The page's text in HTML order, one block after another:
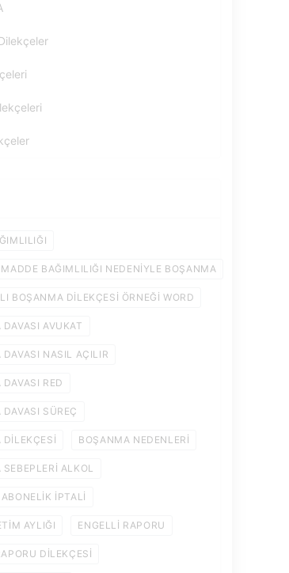
BAĞIMLILIĞI NEDENIYLE BOŞANMA
BOŞANMA DILEKÇESI ÖRNEĞI WORD
AVUKAT
DAVASI NASIL AÇILIR
RED
SÜREÇ
DILEKÇESI BOŞANMA NEDENLERI
ALKOL
IPTALI
AYLIĞI ENGELLI RAPORU
DILEKÇESI